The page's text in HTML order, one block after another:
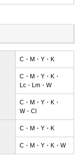
C・M・Y・K
C・M・Y・K・
Lc・Lm・W
C・M・Y・K・
W・Cl
C・M・Y・K
C・M・Y・K・W